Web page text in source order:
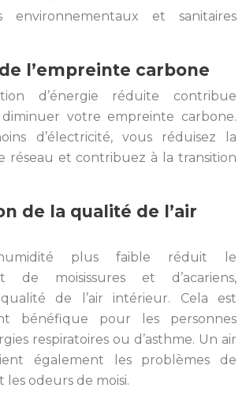
environnementaux et sanitaires
l’empreinte carbone
d’énergie réduite contribue
votre empreinte carbone.
d’électricité, vous réduisez la
réseau et contribuez à la transition
de la qualité de l’air
plus faible réduit le
de moisissures et d’acariens,
de l’air intérieur. Cela est
bénéfique pour les personnes
respiratoires ou d’asthme. Un air
également les problèmes de
les odeurs de moisi.